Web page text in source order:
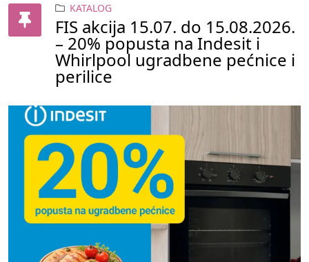
KATALOG
FIS akcija 15.07. do 15.08.2026.
– 20% popusta na Indesit i
Whirlpool ugradbene pećnice i
perilice